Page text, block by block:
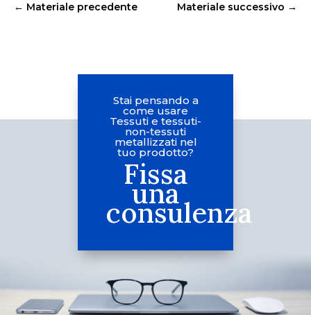
← Materiale precedente Materiale successivo →
Stai pensando a
come usare
Tessuti e tessuti-
non-tessuti
metallizzati nel
tuo prodotto?
Fissa
una
consulenza